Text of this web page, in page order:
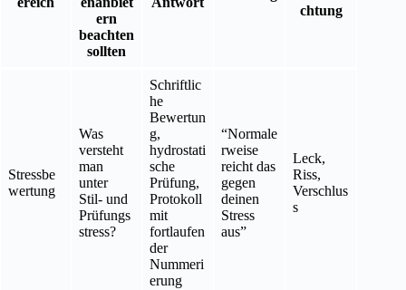
ern
beachten
sollten
chtung
Stressbe
wertung
Was
versteht
man
unter
Stil- und
Prüfungs
stress?
Schriftlic
he
Bewertun
g,
hydrostati
sche
Prüfung,
Protokoll
mit
fortlaufen
der
Nummeri
erung
“Normale
rweise
reicht das
gegen
deinen
Stress
aus”
Leck,
Riss,
Verschlus
s